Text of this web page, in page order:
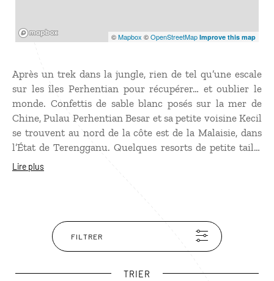
©Mapbox ©OpenStreetMap Improve this map
Après un trek dans la jungle, rien de tel qu’une escale
sur les îles Perhentian pour récupérer… et oublier le
monde. Confettis de sable blanc posés sur la mer de
Chine, Pulau Perhentian Besar et sa petite voisine Kecil
se trouvent au nord de la côte est de la Malaisie, dans
l’État de Terengganu. Quelques resorts de petite taille
se fondent le long de plages d’une blancheur
des récifs coralliens où évoluent des nuées de poissons
tropicaux. Snorkeling et plongée y sont vivement
recommandés.
Lire plus
FILTRER
TRIER